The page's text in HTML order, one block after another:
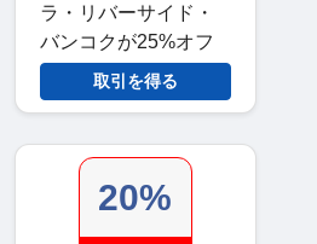
ラ・リバーサイド・
バンコクが25%オフ
取引を得る
20%